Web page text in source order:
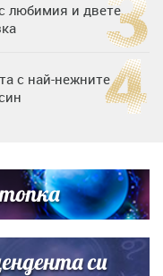
любимия и двете
с най-нежните
Стоичков и
си